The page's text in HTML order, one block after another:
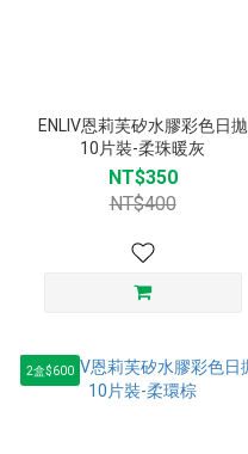
ENLIV恩莉芙矽水膠彩色日拋
10片裝-柔珠暖灰
NT$350
NT$400
2盒$600